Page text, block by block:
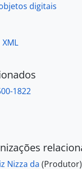
digitais
1822
Nizza da (Produtor)